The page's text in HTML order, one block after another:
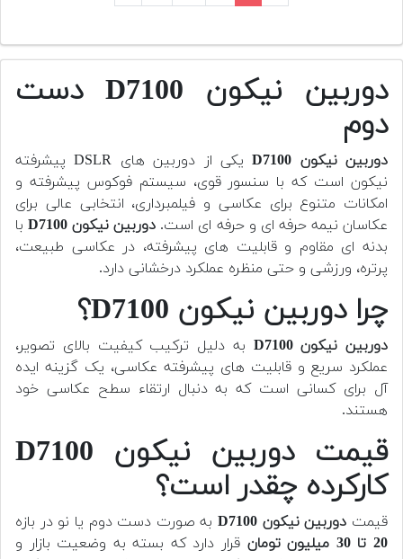
دوربین نیکون D7100 دست
دوم
دوربین نیکون D7100
یکی از دوربین های DSLR پیشرفته
نیکون است که با سنسور قوی، سیستم فوکوس پیشرفته و
امکانات متنوع برای عکاسی و فیلمبرداری، انتخابی عالی برای
عکاسان نیمه حرفه ای و حرفه ای است. دوربین نیکون D7100
با
بدنه ای مقاوم و قابلیت های پیشرفته، در عکاسی طبیعت،
پرتره، ورزشی و حتی منظره عملکرد درخشانی دارد.
چرا دوربین نیکون D7100؟
دوربین نیکون D7100
به دلیل ترکیب کیفیت بالای تصویر،
عملکرد سریع و قابلیت های پیشرفته عکاسی، یک گزینه ایده
آل برای کسانی است که به دنبال ارتقاء سطح عکاسی خود
هستند.
قیمت دوربین نیکون D7100
کارکرده چقدر است؟
قیمت دوربین نیکون D7100
به صورت دست دوم یا نو در بازه
20 تا 30 میلیون تومان
قرار دارد که بسته به وضعیت بازار و